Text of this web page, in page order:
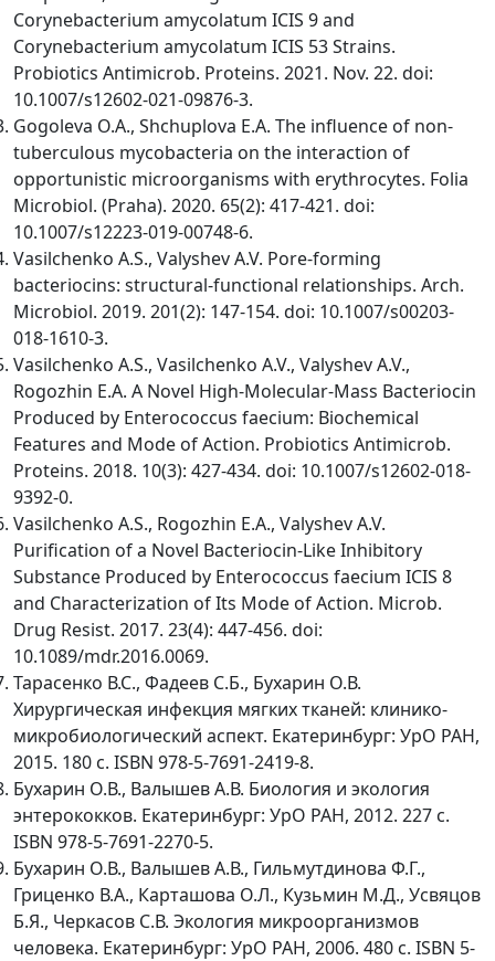
Corynebacterium amycolatum ICIS 9 and
Corynebacterium amycolatum ICIS 53 Strains.
Probiotics Antimicrob. Proteins. 2021. Nov. 22. doi:
10.1007/s12602-021-09876-3.
Gogoleva O.A., Shchuplova E.A. The influence of non-
tuberculous mycobacteria on the interaction of
opportunistic microorganisms with erythrocytes. Folia
Microbiol. (Praha). 2020. 65(2): 417-421. doi:
10.1007/s12223-019-00748-6.
Vasilchenko A.S., Valyshev A.V. Pore-forming
bacteriocins: structural-functional relationships. Arch.
Microbiol. 2019. 201(2): 147-154. doi: 10.1007/s00203-
018-1610-3.
Vasilchenko A.S., Vasilchenko A.V., Valyshev A.V.,
Rogozhin E.A. A Novel High-Molecular-Mass Bacteriocin
Produced by Enterococcus faecium: Biochemical
Features and Mode of Action. Probiotics Antimicrob.
Proteins. 2018. 10(3): 427-434. doi: 10.1007/s12602-018-
9392-0.
Vasilchenko A.S., Rogozhin E.A., Valyshev A.V.
Purification of a Novel Bacteriocin-Like Inhibitory
Substance Produced by Enterococcus faecium ICIS 8
and Characterization of Its Mode of Action. Microb.
Drug Resist. 2017. 23(4): 447-456. doi:
10.1089/mdr.2016.0069.
Тарасенко В.С., Фадеев С.Б., Бухарин О.В.
Хирургическая инфекция мягких тканей: клинико-
микробиологический аспект. Екатеринбург: УрО РАН,
2015. 180 с. ISBN 978-5-7691-2419-8.
Бухарин О.В., Валышев А.В. Биология и экология
энтерококков. Екатеринбург: УрО РАН, 2012. 227 с.
ISBN 978-5-7691-2270-5.
Бухарин О.В., Валышев А.В., Гильмутдинова Ф.Г.,
Гриценко В.А., Карташова О.Л., Кузьмин М.Д., Усвяцов
Б.Я., Черкасов С.В. Экология микроорганизмов
человека. Екатеринбург: УрО РАН, 2006. 480 с. ISBN 5-